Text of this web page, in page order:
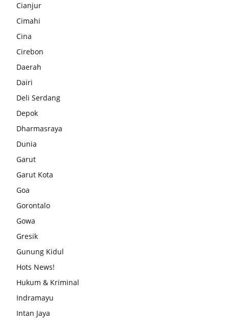
Cianjur
Cimahi
Cina
Cirebon
Daerah
Dairi
Deli Serdang
Depok
Dharmasraya
Dunia
Garut
Garut Kota
Goa
Gorontalo
Gowa
Gresik
Gunung Kidul
Hots News!
Hukum & Kriminal
Indramayu
Intan Jaya